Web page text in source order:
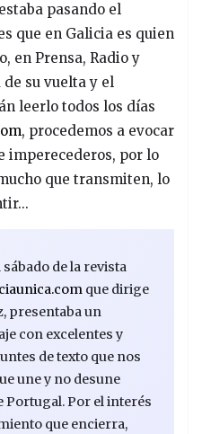
pasando el
que en Galicia es quien
en Prensa, Radio y
su vuelta y el
leerlo todos los días
, procedemos a evocar
imperecederos, por lo
que transmiten, lo
de la revista
que dirige
presentaba un
con excelentes y
de texto que nos
une y no desune
Portugal. Por el interés
que encierra,